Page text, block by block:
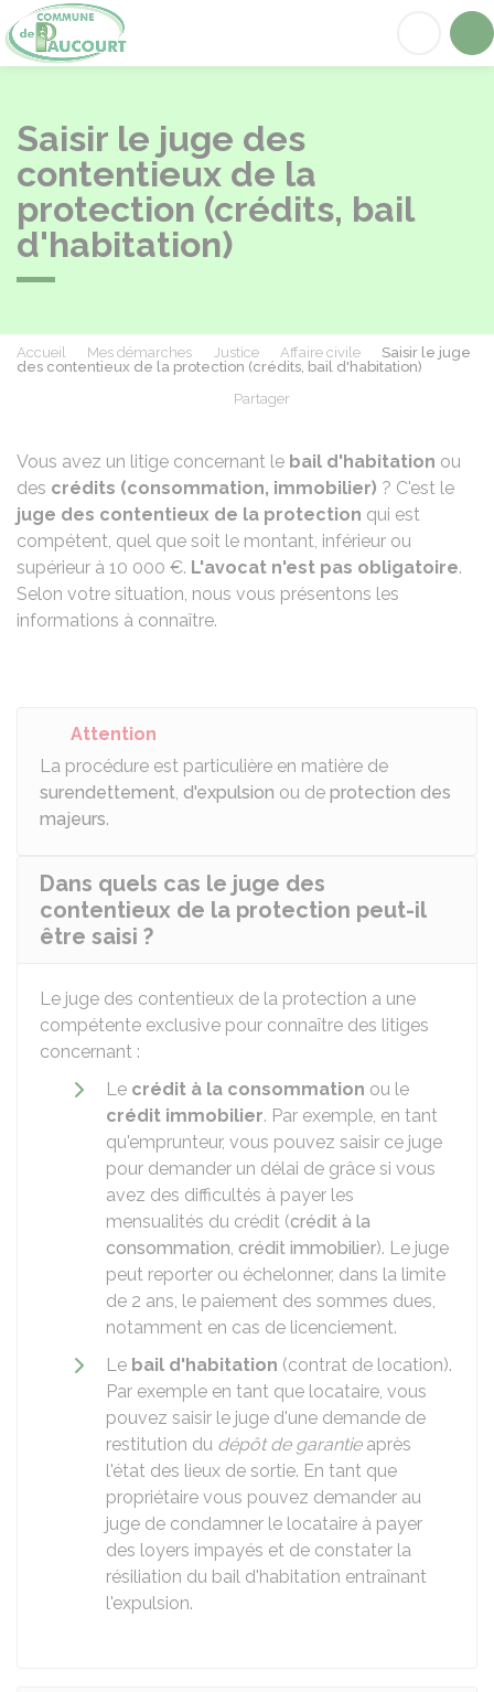
Saisir le juge des
contentieux de la
protection (crédits, bail
d'habitation)
Accueil Mes démarches Justice Affaire civile
Saisir le juge
des contentieux de la protection (crédits, bail d'habitation)
Partager
Vous avez un litige concernant le bail d'habitation ou
des crédits (consommation, immobilier) ? C'est le
juge des contentieux de la protection qui est
compétent, quel que soit le montant, inférieur ou
supérieur à 10 000 €. L'avocat n'est pas obligatoire.
Selon votre situation, nous vous présentons les
informations à connaître.
Attention
La procédure est particulière en matière de
surendettement, d'expulsion ou de protection des
majeurs.
Dans quels cas le juge des
contentieux de la protection peut-il
être saisi ?
Le juge des contentieux de la protection a une
compétente exclusive pour connaître des litiges
concernant :
Le crédit à la consommation ou le
crédit immobilier. Par exemple, en tant
qu'emprunteur, vous pouvez saisir ce juge
pour demander un délai de grâce si vous
avez des difficultés à payer les
mensualités du crédit (crédit à la
consommation, crédit immobilier). Le juge
peut reporter ou échelonner, dans la limite
de 2 ans, le paiement des sommes dues,
notamment en cas de licenciement.
Le bail d'habitation (contrat de location).
Par exemple en tant que locataire, vous
pouvez saisir le juge d'une demande de
restitution du dépôt de garantieaprès
l'état des lieux de sortie. En tant que
propriétaire vous pouvez demander au
juge de condamner le locataire à payer
des loyers impayés et de constater la
résiliation du bail d'habitation entraînant
l'expulsion.